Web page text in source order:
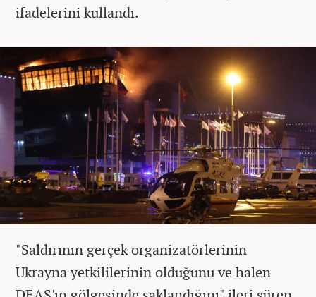
ifadelerini kullandı.
"Saldırının gerçek organizatörlerinin
Ukrayna yetkililerinin olduğunu ve halen